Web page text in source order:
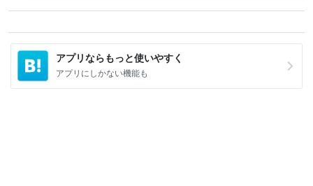
アプリならもっと使いやすく
アプリにしかない機能も